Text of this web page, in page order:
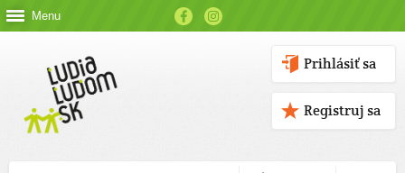
Menu
Prihlásiť sa
Registruj sa